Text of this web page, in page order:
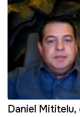
Daniel